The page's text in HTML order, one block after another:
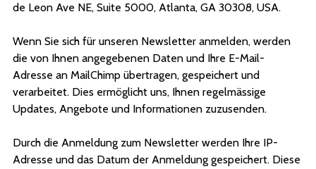
de Leon Ave NE, Suite 5000, Atlanta, GA 30308, USA.
Wenn Sie sich für unseren Newsletter anmelden, werden
die von Ihnen angegebenen Daten und Ihre E-Mail-
Adresse an MailChimp übertragen, gespeichert und
verarbeitet. Dies ermöglicht uns, Ihnen regelmässige
Updates, Angebote und Informationen zuzusenden.
Durch die Anmeldung zum Newsletter werden Ihre IP-
Adresse und das Datum der Anmeldung gespeichert. Diese